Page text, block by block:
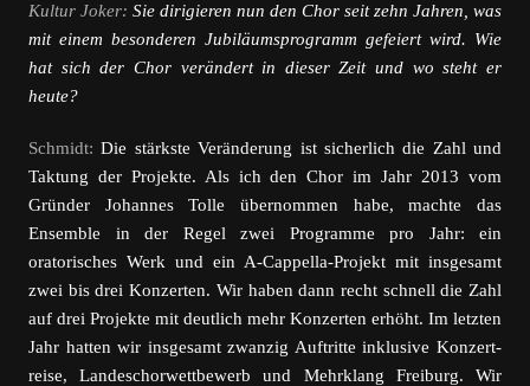
Kultur Joker: Sie dirigieren nun den Chor seit zehn Jahren, was
mit einem besonderen Jubiläumsprogramm gefeiert wird. Wie
hat sich der Chor verändert in dieser Zeit und wo steht er
heute?
Schmidt: Die stärkste Veränderung ist sicherlich die Zahl und
Taktung der Projekte. Als ich den Chor im Jahr 2013 vom
Gründer Johannes Tolle übernommen habe, machte das
Ensemble in der Regel zwei Programme pro Jahr: ein
oratorisches Werk und ein A-Cappella-Projekt mit insgesamt
zwei bis drei Konzerten. Wir haben dann recht schnell die Zahl
auf drei Projekte mit deutlich mehr Konzerten erhöht. Im letzten
Jahr hatten wir insgesamt zwanzig Auftritte inklusive Konzert­
reise, Landeschorwettbewerb und Mehrklang Freiburg. Wir